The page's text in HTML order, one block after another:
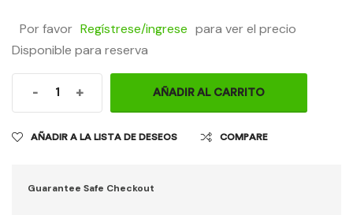
Por favor Regístrese/ingrese para ver el precio
Disponible para reserva
- + AÑADIR AL CARRITO
AÑADIR A LA LISTA DE DESEOS COMPARE
Guarantee Safe Checkout